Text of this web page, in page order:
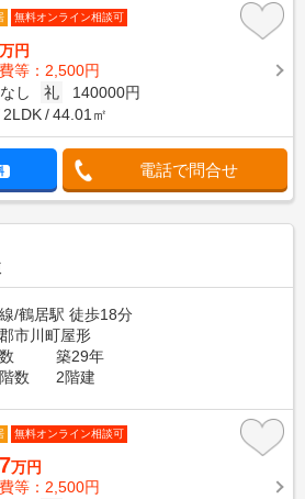
無料オンライン相談可
万円
等：2,500円
なし 礼
140000円
2LDK 44.01㎡
電話で問合せ
/鶴居駅 徒歩18分
市川町屋形
築29年
数
2階建
無料オンライン相談可
万円
等：2,500円